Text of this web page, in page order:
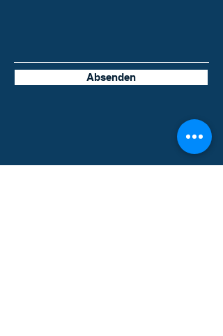
Absenden